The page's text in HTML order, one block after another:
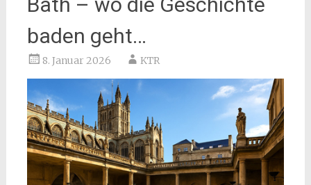
baden geht…
8. Januar 2026 KTR